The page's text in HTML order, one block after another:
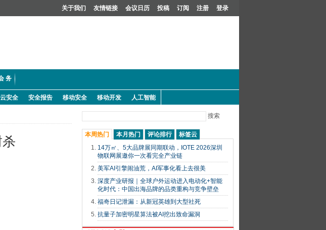
关于我们 友情链接 会议日历 投稿 订阅 注册 登录
务
云安全 安全报告 移动安全 移动开发 人工智能
搜索
本周热门 本月热门 评论排行
标签云
14万㎡、5大品牌展同期联动，IOTE 2026深圳
物联网展邀你一次看完全产业链
美军AI引擎闹油荒，AI军事化看上去很美
深度产业研报｜全球户外运动进入电动化+智能
化时代：中国出海品牌的品类重构与竞争壁垒
福奇日记泄漏：从新冠英雄到大型社死
抗量子加密明星算法被AI挖出致命漏洞